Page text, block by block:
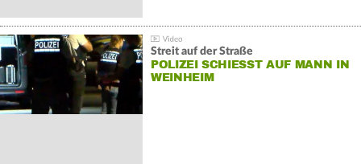
Streit auf der Straße
POLIZEI SCHIESST AUF MANN IN W
EINHEIM